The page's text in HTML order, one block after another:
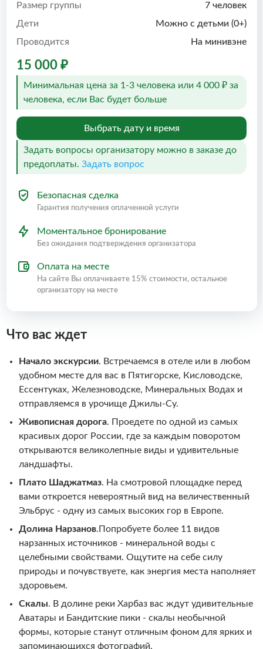
Размер группы
7 человек
Дети
Можно с детьми (0+)
Проводится
На минивэне
15 000 ₽
Минимальная цена за 1-3 человека или 4 000 ₽ за
человека, если Вас будет больше
Выбрать дату и время
Задать вопросы организатору можно в заказе до
предоплаты. Задать вопрос
Безопасная сделка
Гарантия получения оплаченной услуги
Моментальное бронирование
Без ожидания подтверждения организатора
Оплата на месте
На сайте Вы оплачиваете 15% стоимости, остальное
организатору на месте
Что вас ждет
Начало экскурсии. Встречаемся в отеле или в любом
удобном месте для вас в Пятигорске, Кисловодске,
Ессентуках, Железноводске, Минеральных Водах и
отправляемся в урочище Джилы-Су.
Живописная дорога. Проедете по одной из самых
красивых дорог России, где за каждым поворотом
открываются великолепные виды и удивительные
ландшафты.
Плато Шаджатмаз. На смотровой площадке перед
вами откроется невероятный вид на величественный
Эльбрус - одну из самых высоких гор в Европе.
Долина Нарзанов.Попробуете более 11 видов
нарзанных источников - минеральной воды с
целебными свойствами. Ощутите на себе силу
природы и почувствуете, как энергия места наполняет
здоровьем.
Скалы. В долине реки Харбаз вас ждут удивительные
Аватары и Бандитские пики - скалы необычной
формы, которые станут отличным фоном для ярких и
запоминающихся фотографий.